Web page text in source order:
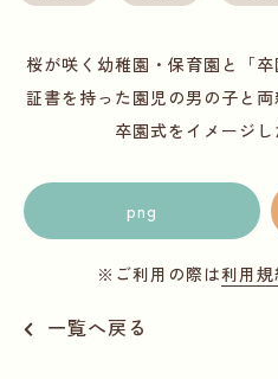
桜が咲く幼稚園・保育園と「
証書を持った園児の男の子と
卒園式をイメージし
png
※ご利用の際は利用規
一覧へ戻る